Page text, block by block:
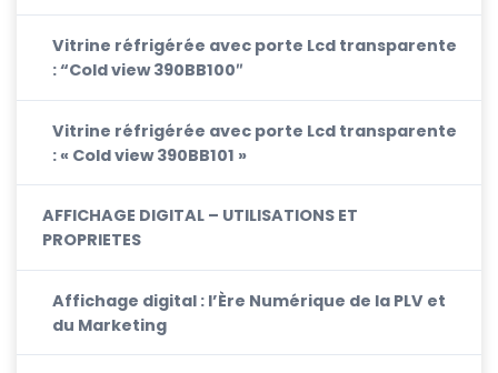
Vitrine réfrigérée avec porte Lcd transparente
: “Cold view 390BB100″
Vitrine réfrigérée avec porte Lcd transparente
: « Cold view 390BB101 »
AFFICHAGE DIGITAL – UTILISATIONS ET
PROPRIETES
Affichage digital : l’Ère Numérique de la PLV et
du Marketing